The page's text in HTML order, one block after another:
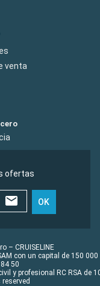
venta
ofertas
OK
– CRUISELINE
con un capital de 150 000
50
y profesional RC RSA de